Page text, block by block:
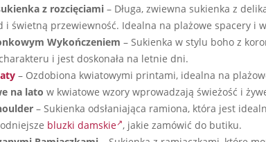
z rozcięciami – Długa, zwiewna sukienka z
i świetną przewiewność. Idealna na plażowe spacery i
Wykończeniem – Sukienka w stylu boho z
i jest doskonała na letnie dni.
– Ozdobiona kwiatowymi printami, idealna na
na lato w kwiatowe wzory wprowadzają świeżość i
– Sukienka odsłaniająca ramiona, która jest
bluzki damskie , jakie zamówić do butiku.